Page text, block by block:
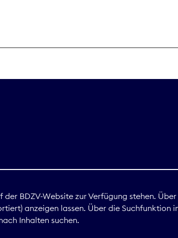
BDZV-Website zur Verfügung stehen.
anzeigen lassen. Über die Suchfunktion
Inhalten suchen.